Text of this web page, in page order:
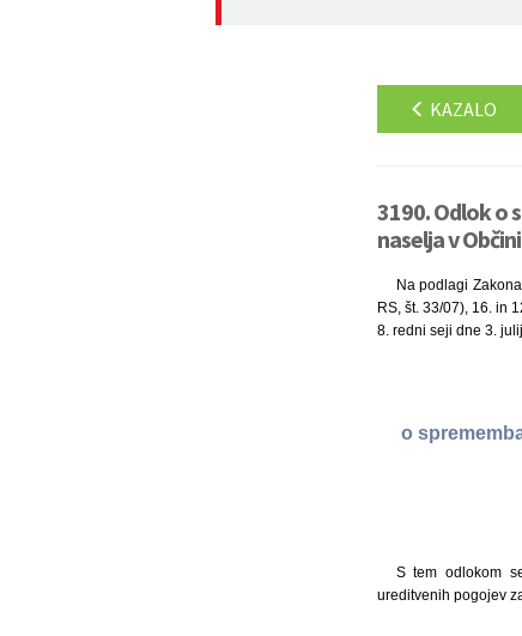
KAZALO
3190. Odlok o
naselja v
Na podlagi
RS, št. 33/07), 16. in
8. redni seji dne 3.
o
S tem odlokom
ureditvenih pogojev